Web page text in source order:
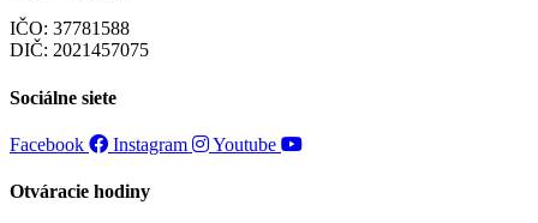
IČO: 37781588
DIČ: 2021457075
Sociálne siete
Facebook Instagram Youtube
Otváracie hodiny